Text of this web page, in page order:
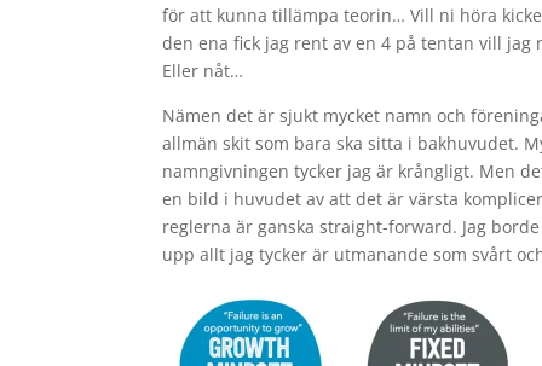
för att kunna tillämpa teorin… Vill ni höra
den ena fick jag rent av en 4 på tentan vill
Eller nåt…
Nämen det är sjukt mycket namn och
allmän skit som bara ska sitta i bakhuvudet.
namngivningen tycker jag är krångligt. Men
en bild i huvudet av att det är värsta
reglerna är ganska straight-forward. Jag
upp allt jag tycker är utmanande som svårt